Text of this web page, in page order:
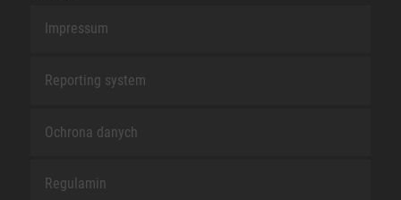
Impressum
Reporting system
Ochrona danych
Regulamin